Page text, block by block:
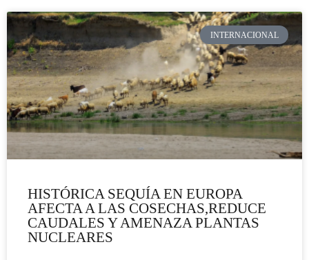
INTERNACIONAL
HISTÓRICA SEQUÍA EN EUROPA
AFECTA A LAS COSECHAS,REDUCE
CAUDALES Y AMENAZA PLANTAS
NUCLEARES